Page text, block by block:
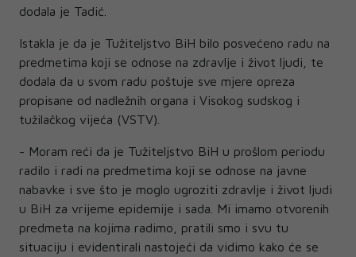
dodala je Tadić.
Istakla je da je Tužiteljstvo BiH bilo posvećeno radu na
predmetima koji se odnose na zdravlje i život ljudi, te
dodala da u svom radu poštuje sve mjere opreza
propisane od nadležnih organa i Visokog sudskog i
tužilačkog vijeća (VSTV).
- Moram reći da je Tužiteljstvo BiH u prošlom periodu
radilo i radi na predmetima koji se odnose na javne
nabavke i sve što je moglo ugroziti zdravlje i život ljudi
u BiH za vrijeme epidemije i sada. Mi imamo otvorenih
predmeta na kojima radimo, pratili smo i svu tu
situaciju i evidentirali nastojeći da vidimo kako će se